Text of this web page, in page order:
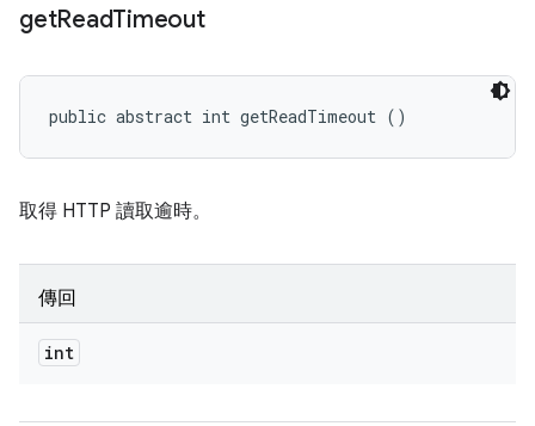
getReadTimeout
public abstract int getReadTimeout ()
取得 HTTP 讀取逾時。
傳回
int